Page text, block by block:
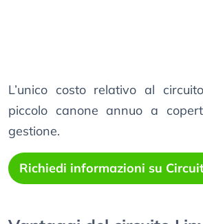
L’unico costo relativo al
piccolo canone annuo a
gestione.
Richiedi informazioni su